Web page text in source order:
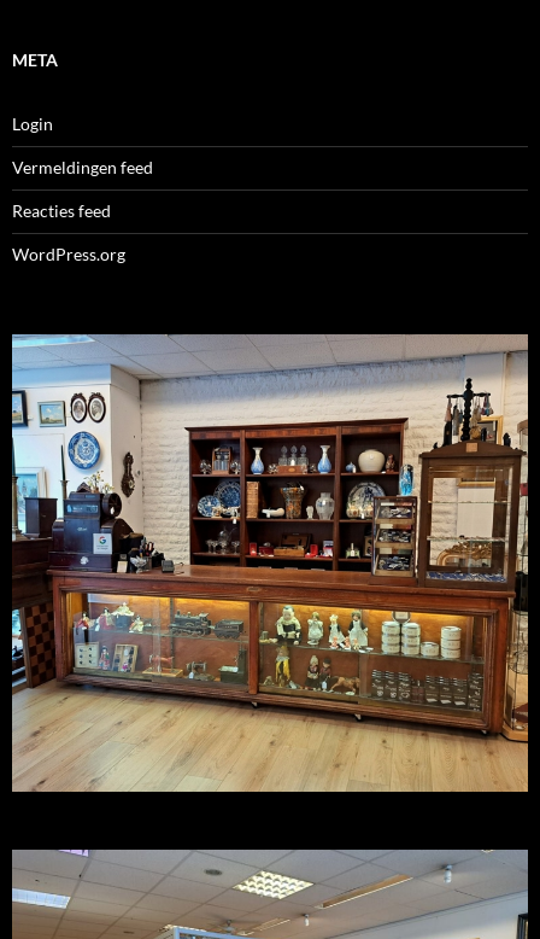
META
Login
Vermeldingen feed
Reacties feed
WordPress.org